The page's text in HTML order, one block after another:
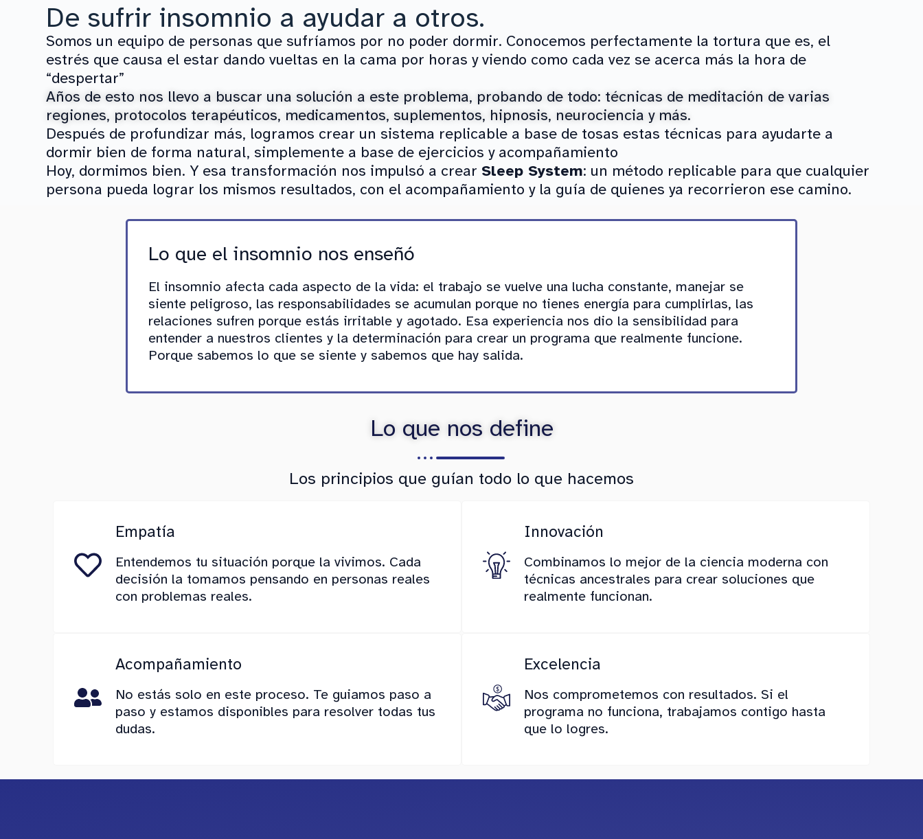
De sufrir insomnio a ayudar a otros.
Somos un equipo de personas que sufríamos por no poder dormir. Conocemos perfectamente la tortura que es, el
estrés que causa el estar dando vueltas en la cama por horas y viendo como cada vez se acerca más la hora de
“despertar”
Años de esto nos llevo a buscar una solución a este problema, probando de todo: técnicas de meditación de varias
regiones, protocolos terapéuticos, medicamentos, suplementos, hipnosis, neurociencia y más.
Después de profundizar más, logramos crear un sistema replicable a base de tosas estas técnicas para ayudarte a
dormir bien de forma natural, simplemente a base de ejercicios y acompañamiento
Hoy, dormimos bien. Y esa transformación nos impulsó a crear Sleep System: un método replicable para que cualquier
persona pueda lograr los mismos resultados, con el acompañamiento y la guía de quienes ya recorrieron ese camino.
Lo que el insomnio nos enseñó
El insomnio afecta cada aspecto de la vida: el trabajo se vuelve una lucha constante, manejar se
siente peligroso, las responsabilidades se acumulan porque no tienes energía para cumplirlas, las
relaciones sufren porque estás irritable y agotado. Esa experiencia nos dio la sensibilidad para
entender a nuestros clientes y la determinación para crear un programa que realmente funcione.
Porque sabemos lo que se siente y sabemos que hay salida.
Lo que nos define
Los principios que guían todo lo que hacemos
Empatía
Entendemos tu situación porque la vivimos. Cada
decisión la tomamos pensando en personas reales
con problemas reales.
Innovación
Combinamos lo mejor de la ciencia moderna con
técnicas ancestrales para crear soluciones que
realmente funcionan.
Acompañamiento
No estás solo en este proceso. Te guiamos paso a
paso y estamos disponibles para resolver todas tus
dudas.
Excelencia
Nos comprometemos con resultados. Si el
programa no funciona, trabajamos contigo hasta
que lo logres.